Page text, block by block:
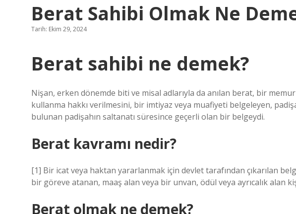
Berat Sahibi Olmak Ne
Tarih: Ekim 29, 2024
Berat sahibi ne demek?
Nişan, erken dönemde biti ve misal adlarıyla da anılan berat, bir
kullanma hakkı verilmesini, bir imtiyaz veya muafiyeti belgeleyen,
bulunan padişahın saltanatı süresince geçerli olan bir belgeydi.
Berat kavramı nedir?
[1] Bir icat veya haktan yararlanmak için devlet tarafından çıkarılan
bir göreve atanan, maaş alan veya bir unvan, ödül veya ayrıcalık alan
Berat olmak ne demek?